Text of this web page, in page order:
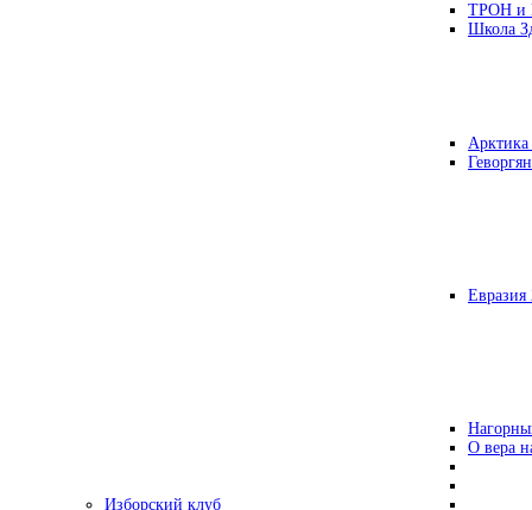
ТРОН и
Школа
Евразия
О вера
Изборский клуб